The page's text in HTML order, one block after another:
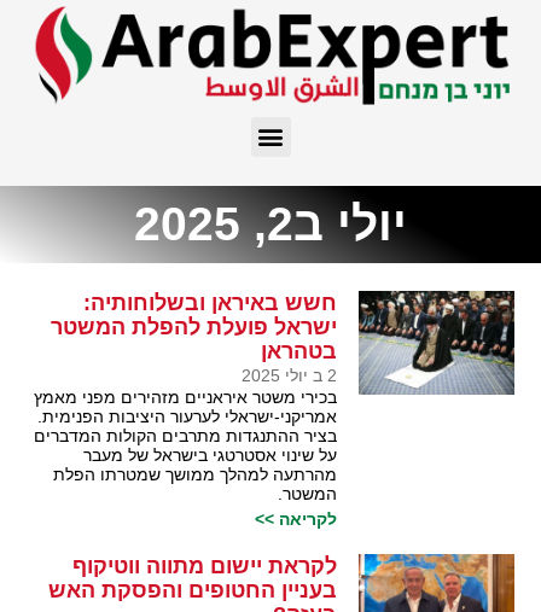
יולי ב2, 2025
חשש באיראן ובשלוחותיה:
ישראל פועלת להפלת המשטר
בטהראן
2 ב יולי 2025
בכירי משטר איראניים מזהירים מפני מאמץ
אמריקני-ישראלי לערעור היציבות הפנימית.
בציר ההתנגדות מתרבים הקולות המדברים
על שינוי אסטרטגי בישראל של מעבר
מהרתעה למהלך ממושך שמטרתו הפלת
המשטר.
לקריאה >>
לקראת יישום מתווה ווטיקוף
בעניין החטופים והפסקת האש